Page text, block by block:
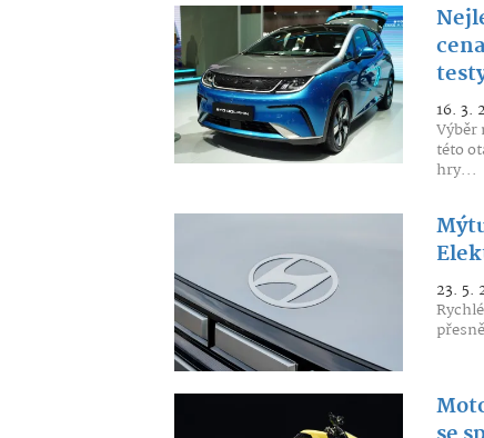
16. 3.
Výběr
této
hry...
23. 5.